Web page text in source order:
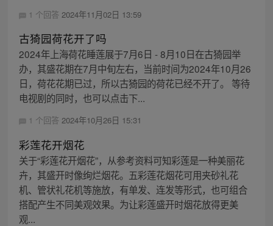
1 个回答 2024年11月02日 13:59
古猗园荷花开了吗
2024年上海荷花睡莲展于7月6日 - 8月10日在古猗园举
办，其盛花期在7月中旬左右，当前时间为2024年10月26
日，荷花花期已过，所以古猗园的荷花已经不开了。 等待
电视剧的同时，也可以点击下...
1 个回答 2024年10月26日 15:31
彩莲花开烟花
关于“彩莲花开烟花”，从参考资料可知彩莲是一种美丽花
卉，其盛开时像绚烂烟花。五彩莲花烟花可用夹砂礼花
机、管状礼花机等施放，有单发、连发等形式，也可组合
搭配产生不同美观效果。为让彩莲盛开时烟花放得更美
观...